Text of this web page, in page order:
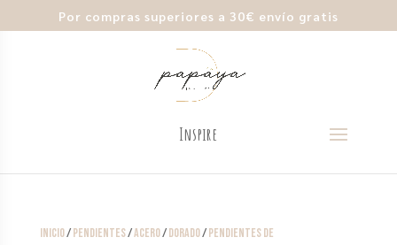
Por compras superiores a 30€ envío gratis
Inicio/Pendientes/Acero/Dorado/Pendientes de